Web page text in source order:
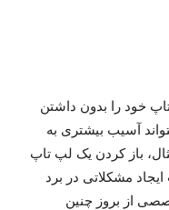
خود را بدون داشتن
آسیب بیشتری به
باز کردن یک لپ‌ تاپ
مشکلاتی در برد
از بروز چنین